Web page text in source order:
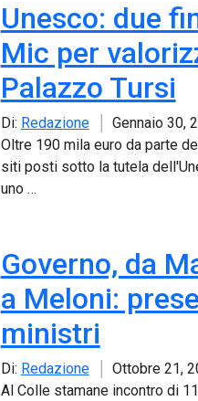
Unesco: due
Mic per
Palazzo Tursi
Di: Redazione Gennaio 30,
Oltre 190 mila euro da parte
siti posti sotto la tutela
uno …
Governo, da
a Meloni:
ministri
Di: Redazione Ottobre 21,
Al Colle stamane incontro di